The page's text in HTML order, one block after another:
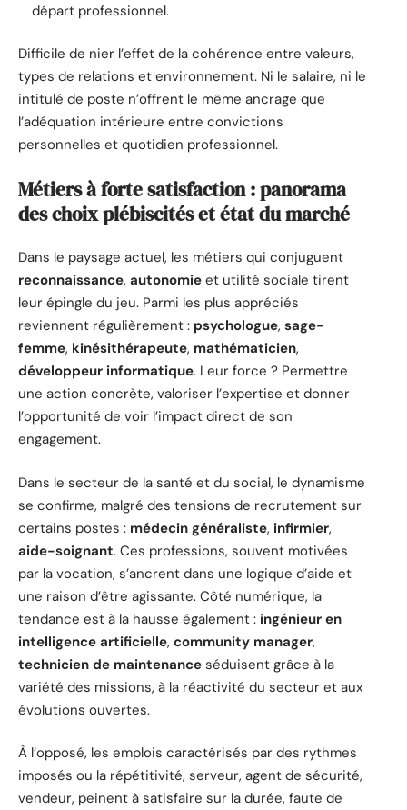
départ professionnel.
Difficile de nier l’effet de la cohérence entre valeurs,
types de relations et environnement. Ni le salaire, ni le
intitulé de poste n’offrent le même ancrage que
l’adéquation intérieure entre convictions
personnelles et quotidien professionnel.
Métiers à forte satisfaction : panorama
des choix plébiscités et état du marché
Dans le paysage actuel, les métiers qui conjuguent
reconnaissance, autonomie et utilité sociale tirent
leur épingle du jeu. Parmi les plus appréciés
reviennent régulièrement : psychologue, sage-
femme, kinésithérapeute, mathématicien,
développeur informatique. Leur force ? Permettre
une action concrète, valoriser l’expertise et donner
l’opportunité de voir l’impact direct de son
engagement.
Dans le secteur de la santé et du social, le dynamisme
se confirme, malgré des tensions de recrutement sur
certains postes : médecin généraliste, infirmier,
aide-soignant. Ces professions, souvent motivées
par la vocation, s’ancrent dans une logique d’aide et
une raison d’être agissante. Côté numérique, la
tendance est à la hausse également : ingénieur en
intelligence artificielle, community manager,
technicien de maintenance séduisent grâce à la
variété des missions, à la réactivité du secteur et aux
évolutions ouvertes.
À l’opposé, les emplois caractérisés par des rythmes
imposés ou la répétitivité, serveur, agent de sécurité,
vendeur, peinent à satisfaire sur la durée, faute de